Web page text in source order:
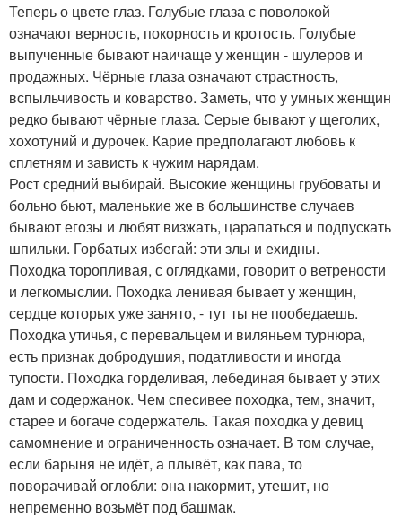
Теперь о цвете глаз. Голубые глаза с поволокой
означают верность, покорность и кротость. Голубые
выпученные бывают наичаще у женщин - шулеров и
продажных. Чёрные глаза означают страстность,
вспыльчивость и коварство. Заметь, что у умных женщин
редко бывают чёрные глаза. Серые бывают у щеголих,
хохотуний и дурочек. Карие предполагают любовь к
сплетням и зависть к чужим нарядам.
Рост средний выбирай. Высокие женщины грубоваты и
больно бьют, маленькие же в большинстве случаев
бывают егозы и любят визжать, царапаться и подпускать
шпильки. Горбатых избегай: эти злы и ехидны.
Походка торопливая, с оглядками, говорит о ветрености
и легкомыслии. Походка ленивая бывает у женщин,
сердце которых уже занято, - тут ты не пообедаешь.
Походка утичья, с перевальцем и виляньем турнюра,
есть признак добродушия, податливости и иногда
тупости. Походка горделивая, лебединая бывает у этих
дам и содержанок. Чем спесивее походка, тем, значит,
старее и богаче содержатель. Такая походка у девиц
самомнение и ограниченность означает. В том случае,
если барыня не идёт, а плывёт, как пава, то
поворачивай оглобли: она накормит, утешит, но
непременно возьмёт под башмак.